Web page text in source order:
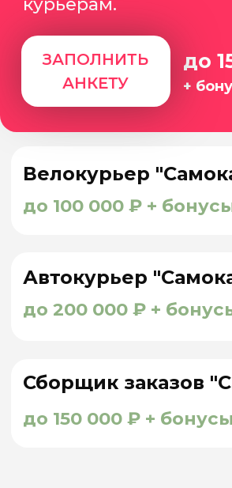
А так же партнер “Сбер Маркет”, “Додо
АСН - ВЕДУЩИЙ
В 60 ГОРОДАХ РФ